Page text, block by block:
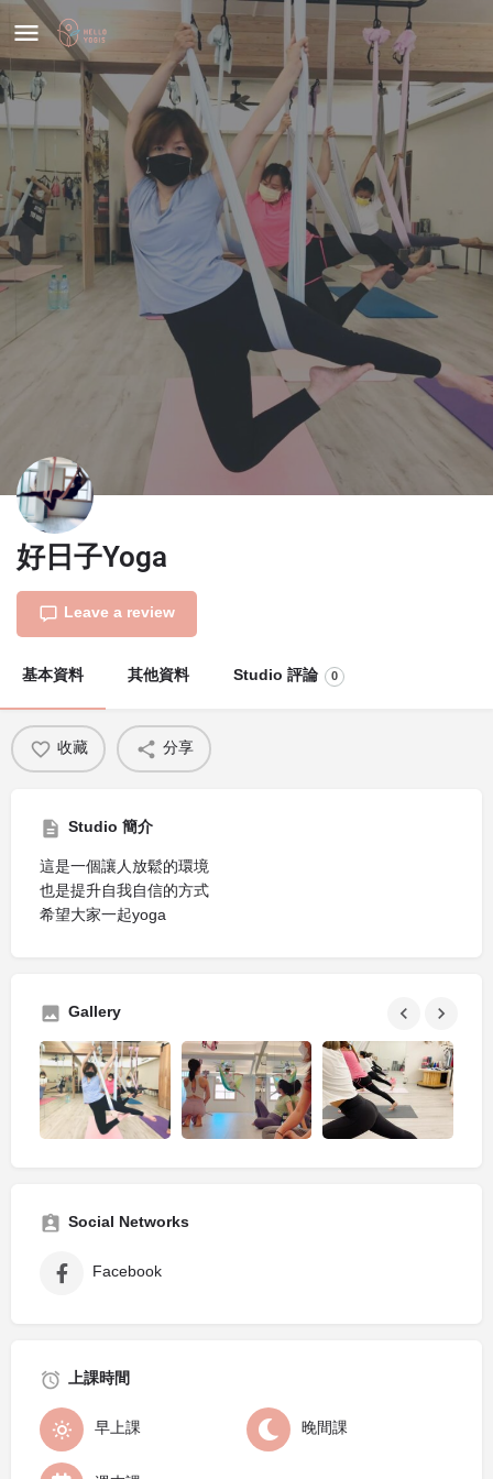
好日子Yoga
Leave a review
基本資料 其他資料 Studio 評論 0
收藏 分享
Studio 簡介
這是一個讓人放鬆的環境
也是提升自我自信的方式
希望大家一起yoga
Gallery
Social Networks
Facebook
上課時間
早上課 晚間課